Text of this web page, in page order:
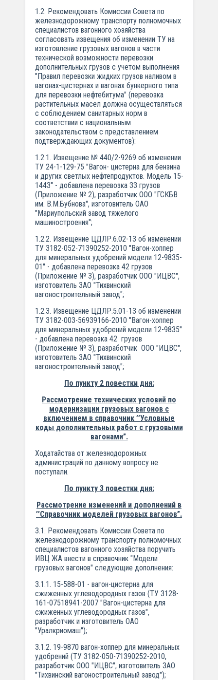
1.2. Рекомендовать Комиссии Совета по
железнодорожному транспорту полномочных
специалистов вагонного хозяйства
согласовать извещения об изменении ТУ на
изготовление грузовых вагонов в части
технической возможности перевозки
дополнительных грузов с учетом выполнения
"Правил перевозки жидких грузов наливом в
вагонах-цистернах и вагонах бункерного типа
для перевозки нефтебитума" (перевозка
растительных масел должна осуществляться
с соблюдением санитарных норм в
соответствии с национальным
законодательством с представлением
подтверждающих документов):
1.2.1. Извещение № 440/2-9269 об изменении
ТУ 24-1-129-75 "Вагон- цистерна для бензина
и других светлых нефтепродуктов. Модель 15-
1443" - добавлена перевозка 33 грузов
(Приложение № 2), разработчик ООО "ГСКБВ
им. В.М.Бубнова", изготовитель ОАО
"Мариупольский завод тяжелого
машиностроения";
1.2.2. Извещение ЦДЛР.6.02-13 об изменении
ТУ 3182-052-71390252-2010 "Вагон-хоппер
для минеральных удобрений модели 12-9835-
01" - добавлена перевозка 42 грузов
(Приложение № 3), разработчик ООО "ИЦВС",
изготовитель ЗАО "Тихвинский
вагоностроительный завод";
1.2.3. Извещение ЦДЛР.5.01-13 об изменении
ТУ 3182-003-56939166-2010 "Вагон-хоппер
для минеральных удобрений модели 12-9835"
- добавлена перевозка 42 грузов
(Приложение № 3), разработчик ООО "ИЦВС",
изготовитель ЗАО "Тихвинский
вагоностроительный завод";
По пункту 2 повестки дня:
Рассмотрение технических условий по
модернизации грузовых вагонов с
включением в справочник ’’Условные
коды дополнительных работ с грузовыми
вагонами”.
Ходатайства от железнодорожных
администраций по данному вопросу не
поступали.
По пункту 3 повестки дня:
Рассмотрение изменений и дополнений в
’’Справочник моделей грузовых вагонов”.
3.1. Рекомендовать Комиссии Совета по
железнодорожному транспорту полномочных
специалистов вагонного хозяйства поручить
ИВЦ ЖА внести в справочник "Модели
грузовых вагонов" следующие дополнения:
3.1.1. 15-588-01 - вагон-цистерна для
сжиженных углеводородных газов (ТУ 3128-
161-07518941-2007 "Вагон-цистерна для
сжиженных углеводородных газов",
разработчик и изготовитель ОАО
"Уралкриомаш");
3.1.2. 19-9870 вагон-хоппер для минеральных
удобрений (ТУ 3182-050-71390252-2010,
разработчик ООО "ИЦВС", изготовитель ЗАО
"Тихвинский вагоностроительный завод");